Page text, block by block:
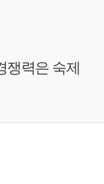
쟁력은 숙제